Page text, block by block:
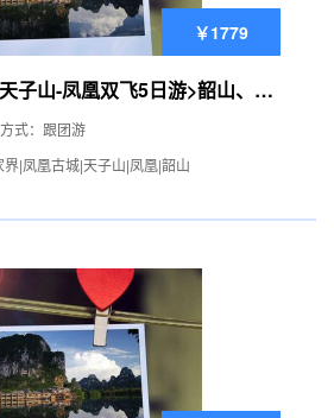
￥1779
子山-凤凰双飞5日游>韶山、凤
式：跟团游
|凤凰古城|天子山|凤凰|韶山